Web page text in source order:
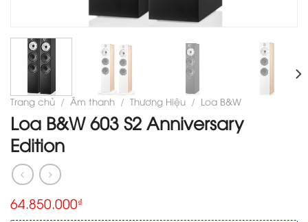
Trang chủ / Âm thanh / Thương Hiệu / Loa B&W
Loa B&W 603 S2 Anniversary
Edition
64.850.000₫